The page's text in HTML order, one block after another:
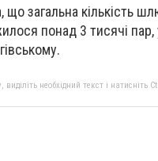
що загальна кількість
понад 3 тисячі
необхідний текст і натисніть